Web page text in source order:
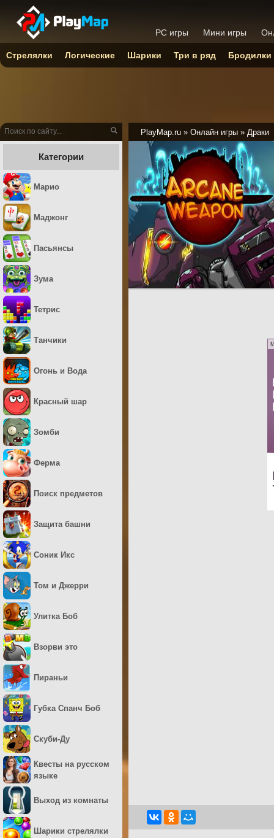
PlayMap.ru » Онлайн игры » Драки
Категории
Марио
Маджонг
Пасьянсы
Зума
Тетрис
Танчики
Огонь и Вода
Красный шар
Зомби
Ферма
Поиск предметов
Защита башни
Соник Икс
Том и Джерри
Улитка Боб
Взорви это
Пираньи
Губка Спанч Боб
Скуби-Ду
Квесты на русском
языке
Выход из комнаты
Шарики стрелялки
PC игры Мини игры
Стрелялки Логические Шарики Три в ряд Бродилки